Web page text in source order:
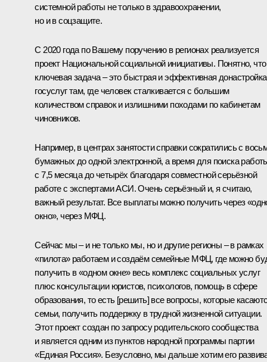
системной работы не только в здравоохранении,
но и в соцзащите.
С 2020 года по Вашему поручению в регионах реализуется
проект Национальной социальной инициативы. Понятно, что
ключевая задача – это быстрая и эффективная донастройка
госуслуг там, где человек сталкивается с большим
количеством справок и излишними походами по кабинетам
чиновников.
Например, в центрах занятости справки сократились с
бумажных до одной электронной, а время для поиска
с 7,5 месяца до четырёх благодаря совместной серьёзной
работе с экспертами АСИ. Очень серьёзный и, я считаю,
важный результат. Все выплаты можно получить через
окно», через МФЦ.
Сейчас мы – и не только мы, но и другие регионы – в рамках
«пилота» работаем и создаём семейные МФЦ, где можно
получить в «одном окне» весь комплекс социальных услуг
плюс консультации юристов, психологов, помощь в сфере
образования, то есть [решить] все вопросы, которые
семьи, получить поддержку в трудной жизненной ситуации.
Этот проект создан по запросу родительского сообщества
и является одним из пунктов народной программы партии
«Единая Россия». Безусловно, мы дальше хотим его